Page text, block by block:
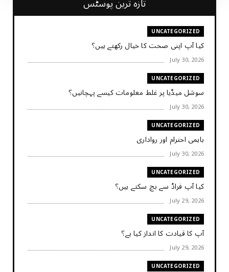
UNCATEGORIZED
کیا آپ اپنی صحت کا خیال رکھتے ہیں؟
July 30, 2026
UNCATEGORIZED
سوشل میڈیا پر غلط معلومات کیسے پہچانیں؟
July 30, 2026
UNCATEGORIZED
باہمی احترام اور رواداری
July 30, 2026
UNCATEGORIZED
کیا آپ فراڈ سے بچ سکتے ہیں؟
July 29, 2026
UNCATEGORIZED
آپ کا قیادت کا انداز کیا ہے؟
July 29, 2026
UNCATEGORIZED